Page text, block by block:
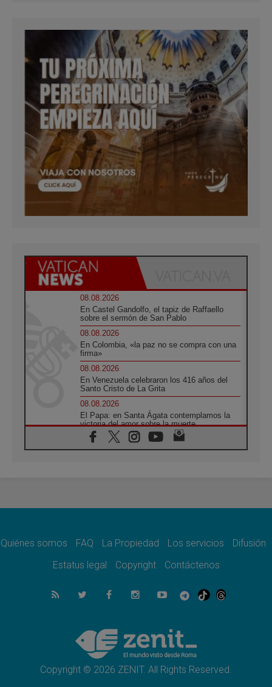
08.08.2026
En Castel Gandolfo, el tapiz de Raffaello
sobre el sermón de San Pablo
08.08.2026
En Colombia, «la paz no se compra con una
firma»
08.08.2026
En Venezuela celebraron los 416 años del
Santo Cristo de La Grita
08.08.2026
El Papa: en Santa Ágata contemplamos la
victoria del amor sobre la muerte
08.08.2026
León XIV visitará el Santuario de la Madre
07.08.2026
07.08.2026
el compromiso del cristiano"
La matanza de niños en Gaza no cesa: 300
muertos en 300 días
Tagle: La guerra desfigura el mundo, solo la
revelación de Dios lo transfigura
Quiénes somos FAQ La Propiedad Los servicios
Difusión
Estatus legal
Copyright Contáctenos
Copyright © 2026 ZENIT. All Rights Reserved.